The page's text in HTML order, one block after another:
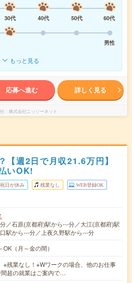
30代 40代 50代
60代
男性
もっと見る
応募へ進む 詳しく見る
株式会社ニッソーネット
【週2日で月収21.6万円】
いOK!
日が休み 残業なし WEB登録OK
／石原(京都府)駅から---分／大江(京都府)駅
駅から---分／上夜久野駅から---分
OK（月～金の間）
残業なし！※Wワークの場合、他のお仕事
超の就業はご案内で…